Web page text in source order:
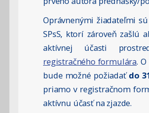
Oprávnenými žiadateľmi
SPsS, ktorí zároveň zašlú
aktívnej účasti
registračného formulára.
bude možné požiadaťdo
priamo v registračnom
aktívnu účasť na zjazde.